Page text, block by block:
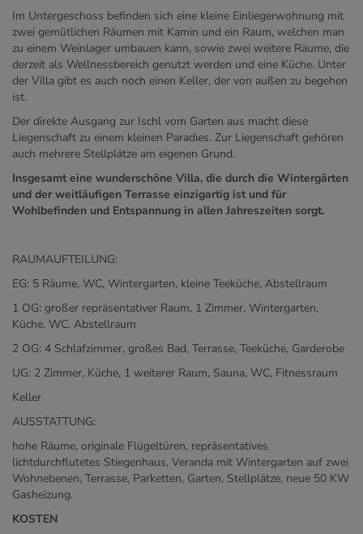
Im Untergeschoss befinden sich eine kleine Einliegerwohnung mit
zwei gemütlichen Räumen mit Kamin und ein Raum, welchen man
zu einem Weinlager umbauen kann, sowie zwei weitere Räume, die
derzeit als Wellnessbereich genutzt werden und eine Küche. Unter
der Villa gibt es auch noch einen Keller, der von außen zu begehen
ist.
Der direkte Ausgang zur Ischl vom Garten aus macht diese
Liegenschaft zu einem kleinen Paradies. Zur Liegenschaft gehören
auch mehrere Stellplätze am eigenen Grund.
Insgesamt eine wunderschöne Villa, die durch die Wintergärten
und der weitläufigen Terrasse einzigartig ist und für
Wohlbefinden und Entspannung in allen Jahreszeiten sorgt.
RAUMAUFTEILUNG:
EG: 5 Räume, WC, Wintergarten, kleine Teeküche, Abstellraum
1 OG: großer repräsentativer Raum, 1 Zimmer, Wintergarten,
Küche, WC, Abstellraum
2 OG: 4 Schlafzimmer, großes Bad, Terrasse, Teeküche, Garderobe
UG: 2 Zimmer, Küche, 1 weiterer Raum, Sauna, WC, Fitnessraum
Keller
AUSSTATTUNG:
hohe Räume, originale Flügeltüren, repräsentatives
lichtdurchflutetes Stiegenhaus, Veranda mit Wintergarten auf zwei
Wohnebenen, Terrasse, Parketten, Garten, Stellplätze, neue 50 KW
Gasheizung.
KOSTEN